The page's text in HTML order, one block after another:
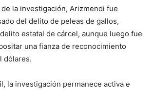
la investigación, Arizmendi fue
del delito de peleas de gallos,
estatal de cárcel, aunque luego fue
una fianza de reconocimiento
dólares.
la investigación permanece activa e